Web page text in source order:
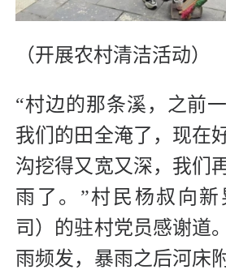
（开展农村清洁活动）
“村边的那条溪，之前
我们的田全淹了，现在
沟挖得又宽又深，我们
雨了。”村民杨叔向
司）的驻村党员感谢道
雨频发，暴雨之后河床